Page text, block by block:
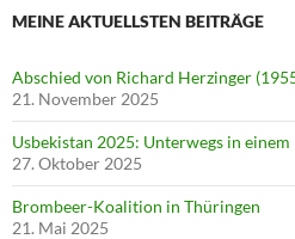
MEINE AKTUELLSTEN BEITRÄGE
Abschied von Richard Herzinger
21. November 2025
Usbekistan 2025: Unterwegs in
27. Oktober 2025
Brombeer-Koalition in Thüringen
21. Mai 2025